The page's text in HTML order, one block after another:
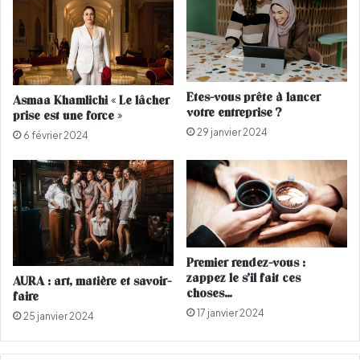
é
t
é
o
n
l
’
é
é
Asmaa Khamlichi « Le lâcher
prise est une force »
6 février 2024
Etes-vous prête à lancer
votre entreprise ?
29 janvier 2024
AURA : art, matière et savoir-
faire
25 janvier 2024
Premier rendez-vous :
zappez le s’il fait ces
choses…
17 janvier 2024